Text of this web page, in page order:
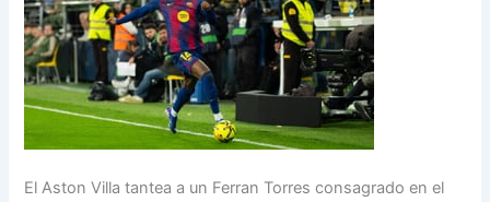
El Aston Villa tantea a un Ferran Torres consagrado en el